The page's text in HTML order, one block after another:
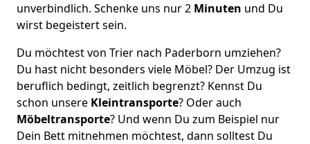
unverbindlich. Schenke uns nur 2 Minuten und Du
wirst begeistert sein.
Du möchtest von Trier nach Paderborn umziehen?
Du hast nicht besonders viele Möbel? Der Umzug ist
beruflich bedingt, zeitlich begrenzt? Kennst Du
schon unsere Kleintransporte? Oder auch
Möbeltransporte? Und wenn Du zum Beispiel nur
Dein Bett mitnehmen möchtest, dann solltest Du